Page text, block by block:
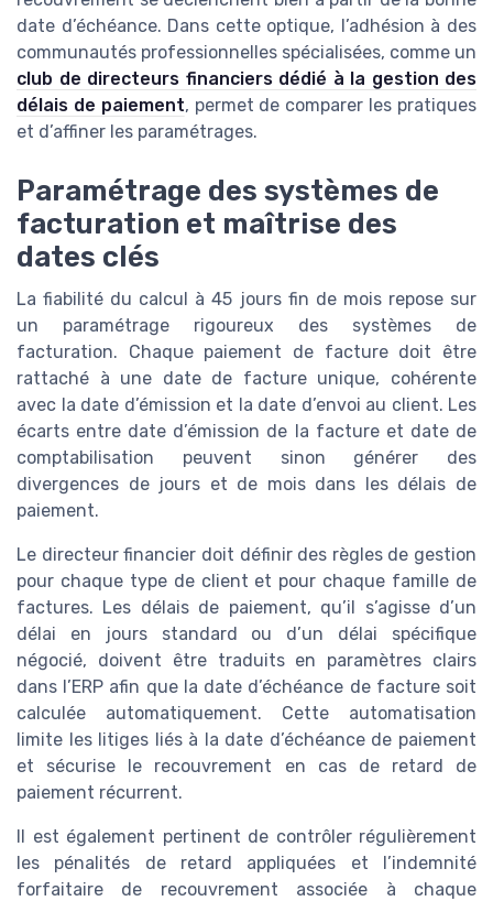
date d’échéance. Dans cette optique, l’adhésion à des
communautés professionnelles spécialisées, comme un
club de directeurs financiers dédié à la gestion des
délais de paiement, permet de comparer les pratiques
et d’affiner les paramétrages.
Paramétrage des systèmes de
facturation et maîtrise des
dates clés
La fiabilité du calcul à 45 jours fin de mois repose sur
un paramétrage rigoureux des systèmes de
facturation. Chaque paiement de facture doit être
rattaché à une date de facture unique, cohérente
avec la date d’émission et la date d’envoi au client. Les
écarts entre date d’émission de la facture et date de
comptabilisation peuvent sinon générer des
divergences de jours et de mois dans les délais de
paiement.
Le directeur financier doit définir des règles de gestion
pour chaque type de client et pour chaque famille de
factures. Les délais de paiement, qu’il s’agisse d’un
délai en jours standard ou d’un délai spécifique
négocié, doivent être traduits en paramètres clairs
dans l’ERP afin que la date d’échéance de facture soit
calculée automatiquement. Cette automatisation
limite les litiges liés à la date d’échéance de paiement
et sécurise le recouvrement en cas de retard de
paiement récurrent.
Il est également pertinent de contrôler régulièrement
les pénalités de retard appliquées et l’indemnité
forfaitaire de recouvrement associée à chaque